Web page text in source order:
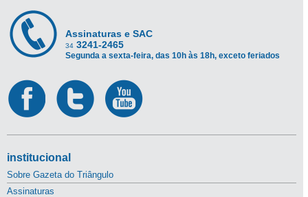
Assinaturas e SAC
34 3241-2465
Segunda a sexta-feira, das 10h às 18h, exceto feriados
institucional
Sobre Gazeta do Triângulo
Assinaturas